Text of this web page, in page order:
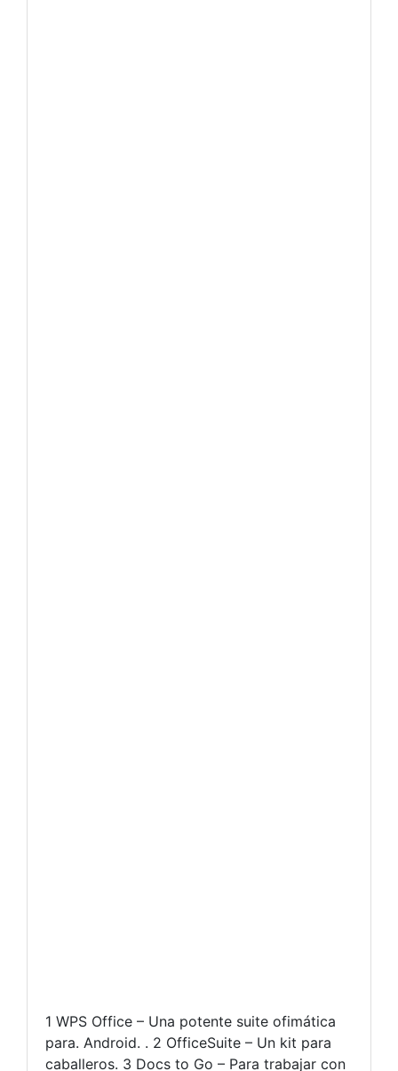
1 WPS Office – Una potente suite ofimática
para. Android. . 2 OfficeSuite – Un kit para
caballeros. 3 Docs to Go – Para trabajar con